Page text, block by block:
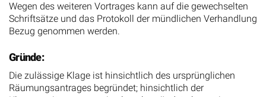
Wegen des weiteren Vortrages kann auf die gewechselten
Schriftsätze und das Protokoll der mündlichen Verhandlung
Bezug genommen werden.
Gründe:
Die zulässige Klage ist hinsichtlich des ursprünglichen
Räumungsantrages begründet; hinsichtlich der